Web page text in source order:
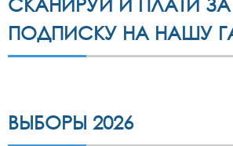
ПОДПИСКУ НА НАШУ
ВЫБОРЫ 2026